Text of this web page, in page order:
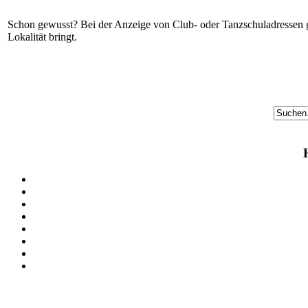
Schon gewusst? Bei der Anzeige von Club- oder
Lokalität bringt.